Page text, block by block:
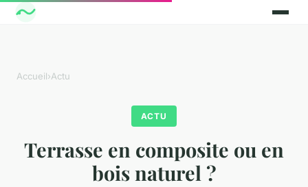
Accueil›Actu
ACTU
Terrasse en composite ou en
bois naturel ?